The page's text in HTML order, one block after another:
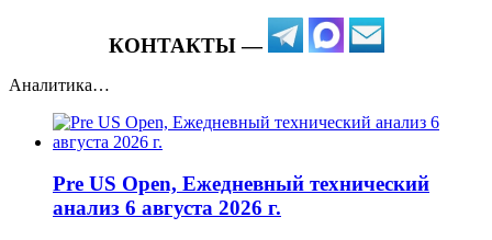
КОНТАКТЫ —
Аналитика…
Pre US Open, Ежедневный технический
анализ 6 августа 2026 г.